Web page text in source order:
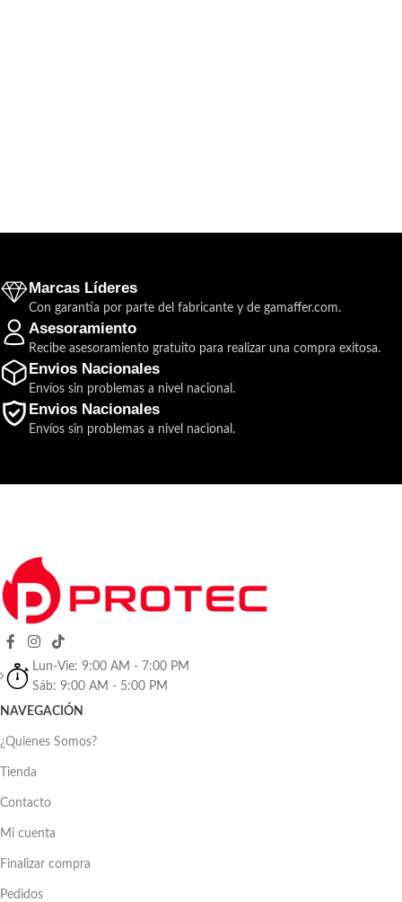
Marcas Líderes
Con garantía por parte del fabricante y de gamaffer.com.
Asesoramiento
Recibe asesoramiento gratuito para realizar una compra exitosa.
Envios Nacionales
Envíos sin problemas a nivel nacional.
Envios Nacionales
Envíos sin problemas a nivel nacional.
Lun-Vie: 9:00 AM - 7:00 PM
Sáb: 9:00 AM - 5:00 PM
NAVEGACIÓN
¿Quienes Somos?
Tienda
Contacto
Mi cuenta
Finalizar compra
Pedidos